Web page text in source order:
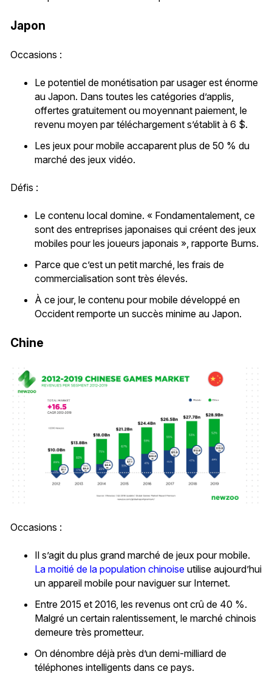
Japon
Occasions :
Le potentiel de monétisation par usager est énorme
au Japon. Dans toutes les catégories d’applis,
offertes gratuitement ou moyennant paiement, le
revenu moyen par téléchargement s’établit à 6 $.
Les jeux pour mobile accaparent plus de 50 % du
marché des jeux vidéo.
Défis :
Le contenu local domine. « Fondamentalement, ce
sont des entreprises japonaises qui créent des jeux
mobiles pour les joueurs japonais », rapporte Burns.
Parce que c’est un petit marché, les frais de
commercialisation sont très élevés.
À ce jour, le contenu pour mobile développé en
Occident remporte un succès minime au Japon.
Chine
Occasions :
Il s’agit du plus grand marché de jeux pour mobile.
La moitié de la population chinoise utilise aujourd’hui
un appareil mobile pour naviguer sur Internet.
Entre 2015 et 2016, les revenus ont crû de 40 %.
Malgré un certain ralentissement, le marché chinois
demeure très prometteur.
On dénombre déjà près d’un demi-milliard de
téléphones intelligents dans ce pays.